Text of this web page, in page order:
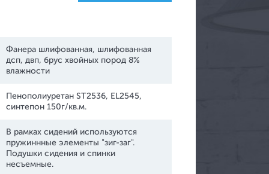
Фанера шлифованная, шлифованная
дсп, двп, брус хвойных пород 8%
влажности
Пенополиуретан ST2536, EL2545,
синтепон 150г/кв.м.
В рамках сидений используются
пружиннные элементы "зиг-заг".
Подушки сидения и спинки
несъемные.